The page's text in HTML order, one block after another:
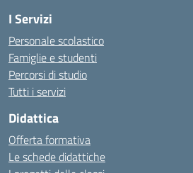
I Servizi
Personale scolastico
Famiglie e studenti
Percorsi di studio
Tutti i servizi
Didattica
Offerta formativa
Le schede didattiche